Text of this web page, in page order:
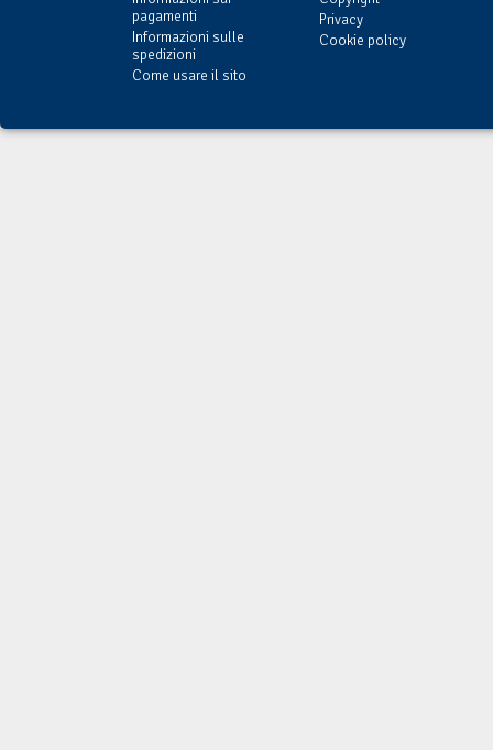
pagamenti
Informazioni sulle
spedizioni
Come usare il sito
Privacy
Cookie policy